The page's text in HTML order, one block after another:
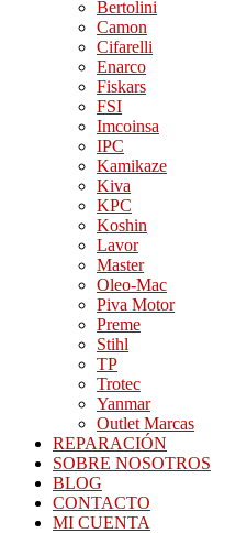
Bertolini
Camon
Cifarelli
Enarco
Fiskars
FSI
Imcoinsa
IPC
Kamikaze
Kiva
KPC
Koshin
Lavor
Master
Oleo-Mac
Piva Motor
Preme
Stihl
TP
Trotec
Yanmar
Outlet Marcas
REPARACIÓN
SOBRE NOSOTROS
BLOG
CONTACTO
MI CUENTA